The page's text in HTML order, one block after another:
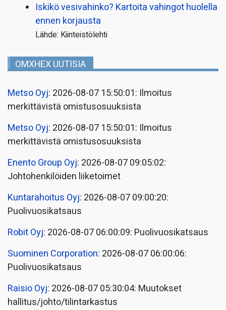
Iskikö vesivahinko? Kartoita vahingot huolella
ennen korjausta
Lähde: Kiinteistölehti
OMXHEX UUTISIA
Metso Oyj: 2026-08-07 15:50:01: Ilmoitus
merkittävistä omistusosuuksista
Metso Oyj: 2026-08-07 15:50:01: Ilmoitus
merkittävistä omistusosuuksista
Enento Group Oyj: 2026-08-07 09:05:02:
Johtohenkilöiden liiketoimet
Kuntarahoitus Oyj: 2026-08-07 09:00:20:
Puolivuosikatsaus
Robit Oyj: 2026-08-07 06:00:09: Puolivuosikatsaus
Suominen Corporation: 2026-08-07 06:00:06:
Puolivuosikatsaus
Raisio Oyj: 2026-08-07 05:30:04: Muutokset
hallitus/johto/tilintarkastus